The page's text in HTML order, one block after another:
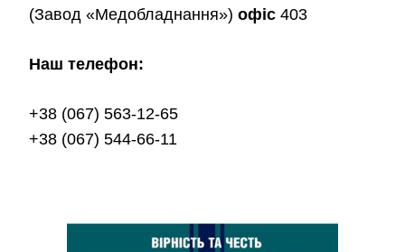
(Завод «Медобладнання») офіс 403
Наш телефон:
+38 (067) 563-12-65
+38 (067) 544-66-11